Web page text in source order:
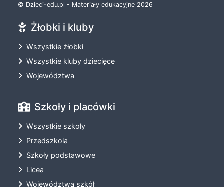
© Dzieci-edu.pl - Materiały edukacyjne 2026
Żłobki i kluby
Wszystkie żłobki
Wszystkie kluby dziecięce
Województwa
Szkoły i placówki
Wszystkie szkoły
Przedszkola
Szkoły podstawowe
Licea
Województwa szkół